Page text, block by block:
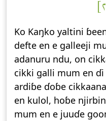
Ko Kaŋko yaltini
defte en e galleeji
adanuru ndu, on
cikki galli mum en ɗi
ardiɓe ɗoɓe
en kulol, hoɓe
mum en e juuɗe